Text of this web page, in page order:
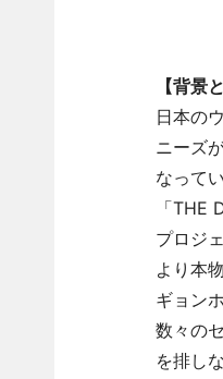
【背景
日本の
ニーズ
なって
「THE
プロジ
より本
ギョン
数々の
を排し